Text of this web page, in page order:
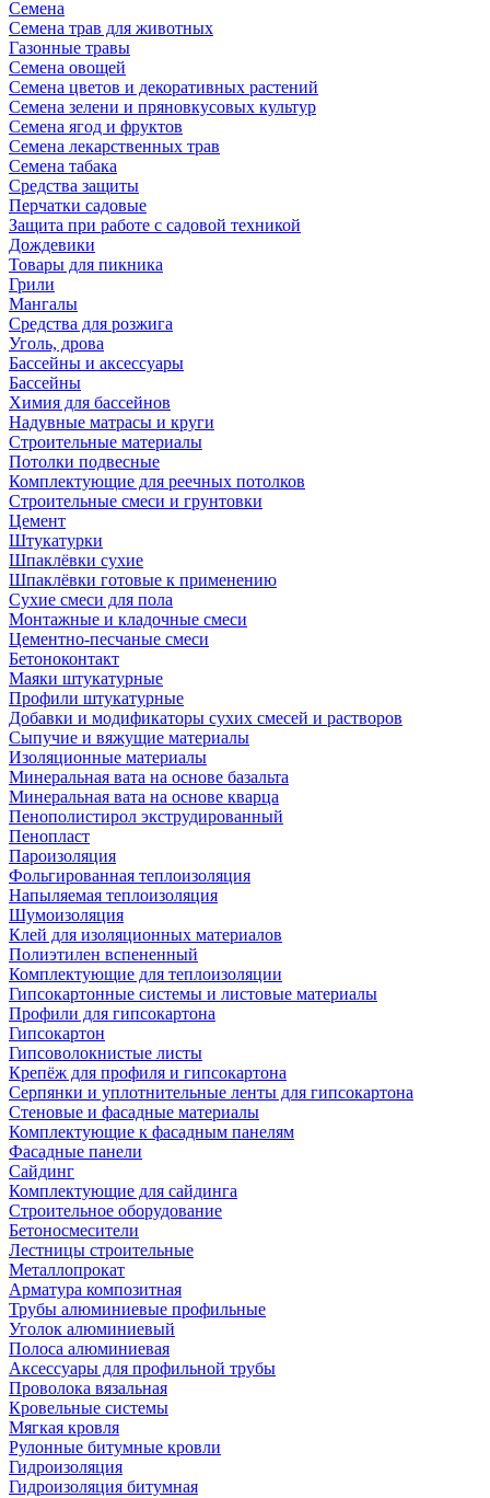
Семена
Семена трав для животных
Газонные травы
Семена овощей
Семена цветов и декоративных растений
Семена зелени и пряновкусовых культур
Семена ягод и фруктов
Семена лекарственных трав
Семена табака
Средства защиты
Перчатки садовые
Защита при работе с садовой техникой
Дождевики
Товары для пикника
Грили
Мангалы
Средства для розжига
Уголь, дрова
Бассейны и аксессуары
Бассейны
Химия для бассейнов
Надувные матрасы и круги
Строительные материалы
Потолки подвесные
Комплектующие для реечных потолков
Строительные смеси и грунтовки
Цемент
Штукатурки
Шпаклёвки сухие
Шпаклёвки готовые к применению
Сухие смеси для пола
Монтажные и кладочные смеси
Цементно-песчаные смеси
Бетоноконтакт
Маяки штукатурные
Профили штукатурные
Добавки и модификаторы сухих смесей и растворов
Сыпучие и вяжущие материалы
Изоляционные материалы
Минеральная вата на основе базальта
Минеральная вата на основе кварца
Пенополистирол экструдированный
Пенопласт
Пароизоляция
Фольгированная теплоизоляция
Напыляемая теплоизоляция
Шумоизоляция
Клей для изоляционных материалов
Полиэтилен вспененный
Комплектующие для теплоизоляции
Гипсокартонные системы и листовые материалы
Профили для гипсокартона
Гипсокартон
Гипсоволокнистые листы
Крепёж для профиля и гипсокартона
Серпянки и уплотнительные ленты для гипсокартона
Стеновые и фасадные материалы
Комплектующие к фасадным панелям
Фасадные панели
Сайдинг
Комплектующие для сайдинга
Строительное оборудование
Бетоносмесители
Лестницы строительные
Металлопрокат
Арматура композитная
Трубы алюминиевые профильные
Уголок алюминиевый
Полоса алюминиевая
Аксессуары для профильной трубы
Проволока вязальная
Кровельные системы
Мягкая кровля
Рулонные битумные кровли
Гидроизоляция
Гидроизоляция битумная